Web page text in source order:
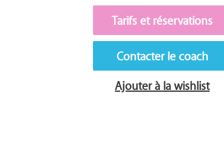
Tarifs et réservations
Contacter le coach
Ajouter à la wishlist